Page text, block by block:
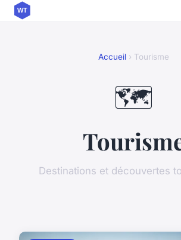
Accueil› Tourisme
🗺️
Destinations et découvertes